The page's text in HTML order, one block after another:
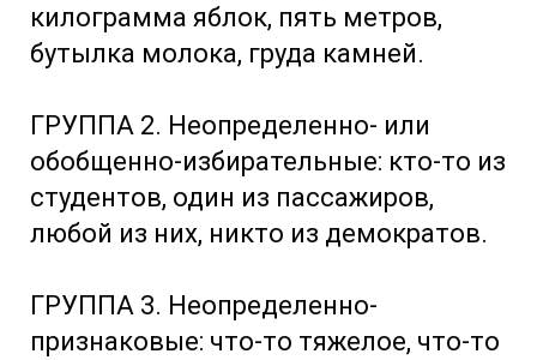
килограмма яблок, пять метров,
бутылка молока, груда камней.
ГРУППА 2. Неопределенно- или
обобщенно-избирательные: кто-то из
студентов, один из пассажиров,
любой из них, никто из демократов.
ГРУППА 3. Неопределенно-
признаковые: что-то тяжелое, что-то